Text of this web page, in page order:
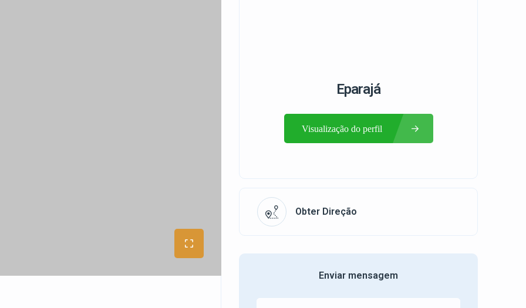
Eparajá
Visualização do perfil
Obter Direção
Enviar mensagem